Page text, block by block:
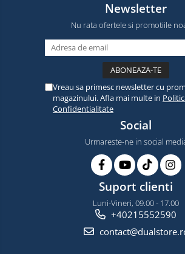
Newsletter
Nu rata ofertele si promotiile
Vreau sa primesc newsletter cu
magazinului. Afla mai multe in
Confidentialitate
Social
Urmareste-ne in social
Suport clienti
Luni-Vineri, 09.00 - 17.00
+40215552590